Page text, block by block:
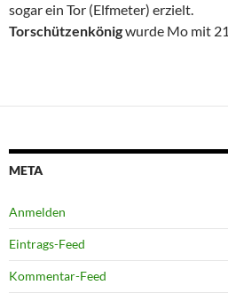
sogar ein Tor (Elfmeter) erzielt.
Torschützenkönigwurde Mo mit
META
Anmelden
Eintrags-Feed
Kommentar-Feed